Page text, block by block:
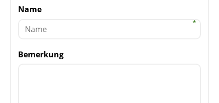
Name
Bemerkung